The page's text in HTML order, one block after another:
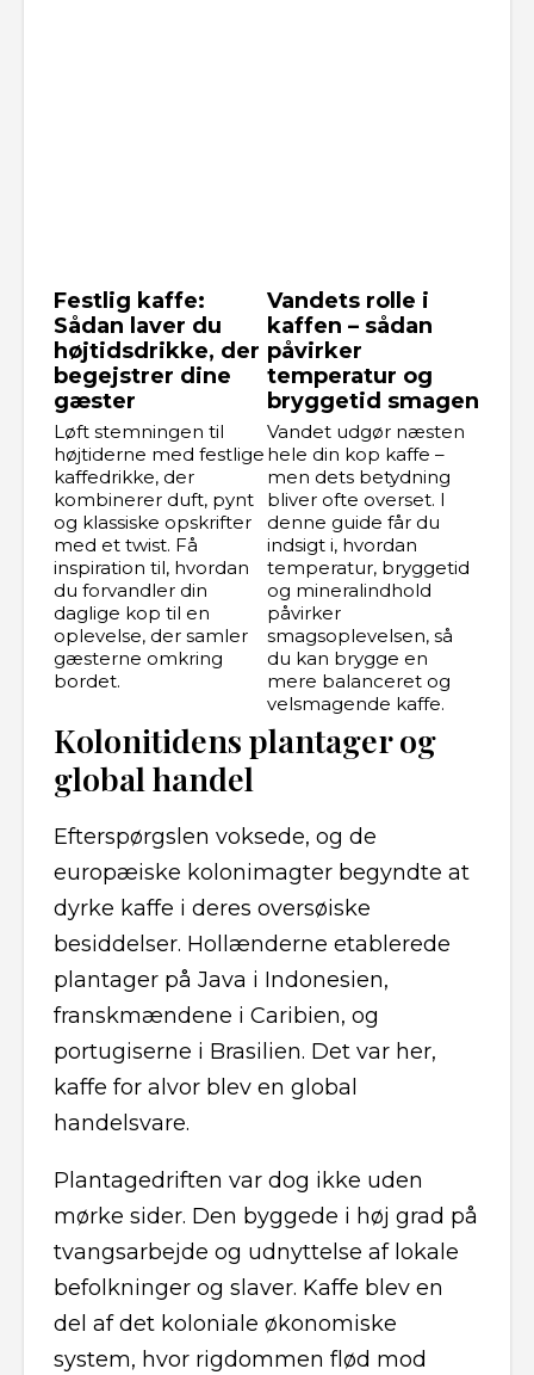
Festlig kaffe:
Sådan laver du
højtidsdrikke, der
begejstrer dine
gæster
Løft stemningen til
højtiderne med festlige
kaffedrikke, der
kombinerer duft, pynt
og klassiske opskrifter
med et twist. Få
inspiration til, hvordan
du forvandler din
daglige kop til en
oplevelse, der samler
gæsterne omkring
bordet.
Vandets rolle i
kaffen – sådan
påvirker
temperatur og
bryggetid smagen
Vandet udgør næsten
hele din kop kaffe –
men dets betydning
bliver ofte overset. I
denne guide får du
indsigt i, hvordan
temperatur, bryggetid
og mineralindhold
påvirker
smagsoplevelsen, så
du kan brygge en
mere balanceret og
velsmagende kaffe.
Kolonitidens plantager og
global handel
Efterspørgslen voksede, og de
europæiske kolonimagter begyndte at
dyrke kaffe i deres oversøiske
besiddelser. Hollænderne etablerede
plantager på Java i Indonesien,
franskmændene i Caribien, og
portugiserne i Brasilien. Det var her,
kaffe for alvor blev en global
handelsvare.
Plantagedriften var dog ikke uden
mørke sider. Den byggede i høj grad på
tvangsarbejde og udnyttelse af lokale
befolkninger og slaver. Kaffe blev en
del af det koloniale økonomiske
system, hvor rigdommen flød mod